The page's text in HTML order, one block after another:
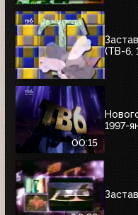
(ТВ-6,
00:15
1997-